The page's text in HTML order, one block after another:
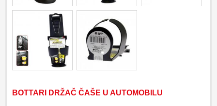
BOTTARI DRŽAČ ČAŠE U AUTOMOBILU